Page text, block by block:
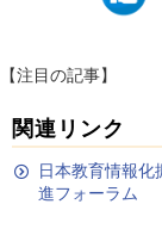
【注目の記事】
関連リンク
日本教育情報化
進フォーラム